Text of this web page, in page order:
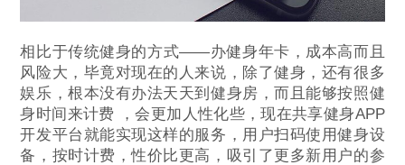
相比于传统健身的方式——办健身年卡，成本高而且
风险大，毕竟对现在的人来说，除了健身，还有很多
娱乐，根本没有办法天天到健身房，而且能够按照健
身时间来计费 ，会更加人性化些，现在共享健身APP
开发平台就能实现这样的服务，用户扫码使用健身设
备，按时计费，性价比更高，吸引了更多新用户的参